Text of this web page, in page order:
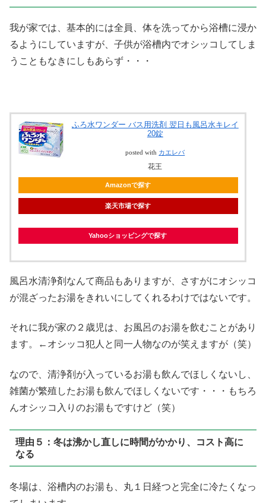
我が家では、基本的には全員、体を洗ってから浴槽に浸か
るようにしていますが、子供が浴槽内でオシッコしてしま
うこともなきにしもあらず・・・
ふろ水ワンダー バス用洗剤 翌日も風呂水キレイ
20錠
posted with カエレバ
花王
Amazonで探す
楽天市場で探す
Yahooショッピングで探す
風呂水清浄剤なんて商品もありますが、さすがにオシッコ
が混ざったお湯をきれいにしてくれるわけではないです。
それに我が家の２歳児は、お風呂のお湯を飲むことがあり
ます。←オシッコ犯人と同一人物なのが笑えますが（笑）
なので、清浄剤が入っているお湯も飲んでほしくないし、
雑菌が繁殖したお湯も飲んでほしくないです・・・もちろ
んオシッコ入りのお湯もですけど（笑）
理由５：冬は沸かし直しに時間がかかり、コスト高に
なる
冬場は、浴槽内のお湯も、丸１日経つと完全に冷たくなっ